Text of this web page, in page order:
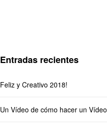
Entradas recientes
Feliz y Creativo 2018!
Un Vídeo de cómo hacer un Vídeo